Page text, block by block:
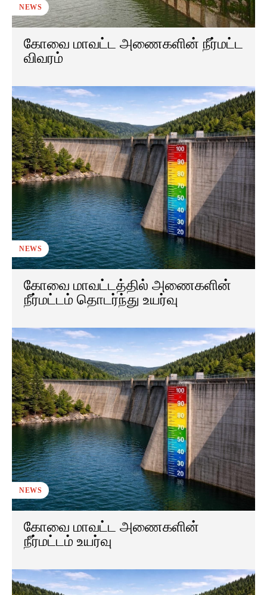
NEWS
கோவை மாவட்ட அணைகளின் நீர்மட்ட
விவரம்
NEWS
கோவை மாவட்டத்தில் அணைகளின்
நீர்மட்டம் தொடர்ந்து உயர்வு
NEWS
கோவை மாவட்ட அணைகளின்
நீர்மட்டம் உயர்வு